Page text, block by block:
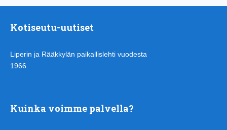
Kotiseutu-uutiset
Liperin ja Rääkkylän paikallislehti vuodesta
1966.
Kuinka voimme palvella?